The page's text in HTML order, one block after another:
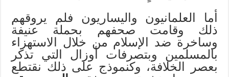
أما العلمانيون واليساريون فلم يروقهم
ذلك وقامت صحفهم بحملة عنيفة
وساخرة ضد الإسلام من خلال الاستهزاء
بالمسلمين وبتصرفات أوزال التي تذكر
بعصر الخلافة، وكنموذج على ذلك نقتطع